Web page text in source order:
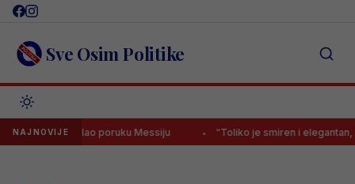
Skip
content Sve Osim Politike
NAJNOVIJE
poslao poruku Messiju “Toliko je smiren i elegantan, ali